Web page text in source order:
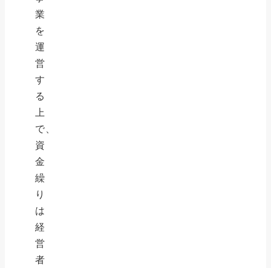
業
を
運
営
す
る
上
で、
資
金
繰
り
は
経
営
者